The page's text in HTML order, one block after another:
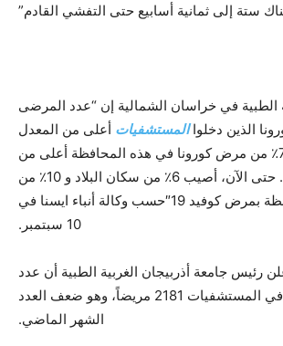
ستة إلى ثمانية أسابيع حتى التفشي القادم”
الطبية في خراسان الشمالية إن “عدد المرضى
الذين دخلوا المستشفيات أعلى من المعدل
الوطني. حوالي 70٪ من مرض كورونا في هذه المحافظة أعلى من
المعدل الوطني. حتى الآن، أصيب 6٪ من سكان البلاد و 10٪ من
سكان هذه المحافظة بمرض كوفيد 19″حسب وكالة أنباء ايسنا في
10 سبتمبر.
رئيس جامعة أذربيجان الغربية الطبية أن عدد
المرضى الراقدين في المستشفيات 2181 مريضاً، وهو ضعف العدد
الشهر الماضي.